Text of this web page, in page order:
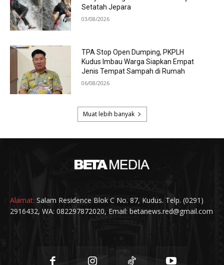
Alamat: Salam Residence Blok C No. 87, Kudus. Telp. (0291)
2916432, WA: 082297872020, Email: betanews.red@gmail.com